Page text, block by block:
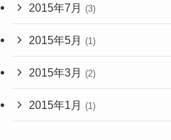
2015年7月 (3)
2015年5月 (1)
2015年3月 (2)
2015年1月 (1)